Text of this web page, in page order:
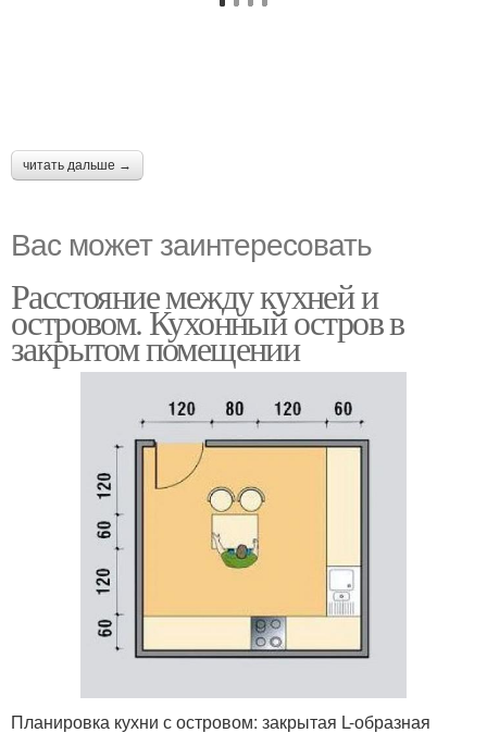
читать дальше →
Вас может заинтересовать
Расстояние между кухней и
островом. Кухонный остров в
закрытом помещении
Планировка кухни с островом: закрытая L-образная